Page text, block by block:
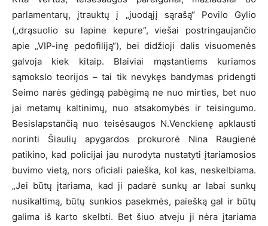
parlamentarų, įtrauktų į „juodąjį sąrašą“ Povilo Gylio
(„drąsuolio su lapine kepure“, viešai postringaujančio
apie „VIP-inę pedofiliją“), bei didžioji dalis visuomenės
galvoja kiek kitaip. Blaiviai mąstantiems kuriamos
sąmokslo teorijos – tai tik nevykęs bandymas pridengti
Seimo narės gėdingą pabėgimą ne nuo mirties, bet nuo
jai metamų kaltinimų, nuo atsakomybės ir teisingumo.
Besislapstančią nuo teisėsaugos N.Venckienę apklausti
norinti Šiaulių apygardos prokurorė Nina Raugienė
patikino, kad policijai jau nurodyta nustatyti įtariamosios
buvimo vietą, nors oficiali paieška, kol kas, neskelbiama.
„Jei būtų įtariama, kad ji padarė sunkų ar labai sunkų
nusikaltimą, būtų sunkios pasekmės, paiešką gal ir būtų
galima iš karto skelbti. Bet šiuo atveju ji nėra įtariama